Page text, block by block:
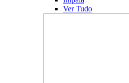
Ver Tudo